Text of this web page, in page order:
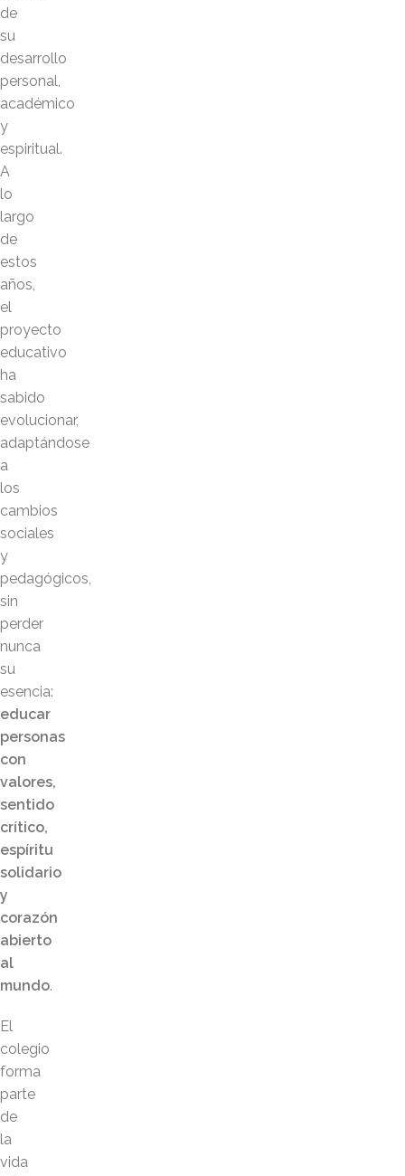
de
su
desarrollo
personal,
académico
y
espiritual.
A
lo
largo
de
estos
años,
el
proyecto
educativo
ha
sabido
evolucionar,
adaptándose
a
los
cambios
sociales
y
pedagógicos,
sin
perder
nunca
su
esencia:
educar
personas
con
valores,
sentido
crítico,
espíritu
solidario
y
corazón
abierto
al
mundo.
El
colegio
forma
parte
de
la
vida